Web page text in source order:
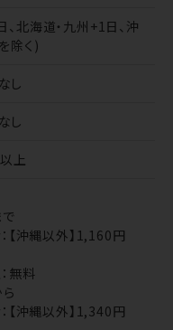
、北海道・九州+1日、沖
除く)
し
し
上
【沖縄以外】1,160円
無料
【沖縄以外】1,340円